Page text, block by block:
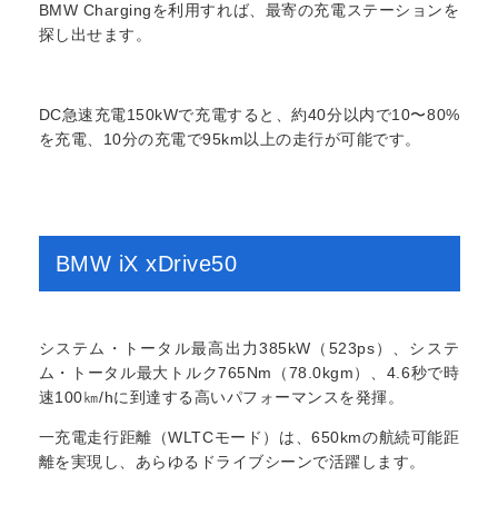
BMW Chargingを利用すれば、最寄の充電ステーションを
探し出せます。
DC急速充電150kWで充電すると、約40分以内で10〜80%
を充電、10分の充電で95km以上の走行が可能です。
BMW iX xDrive50
システム・トータル最高出力385kW（523ps）、システ
ム・トータル最大トルク765Nm（78.0kgm）、4.6秒で時
速100㎞/hに到達する高いパフォーマンスを発揮。
一充電走行距離（WLTCモード）は、650kmの航続可能距
離を実現し、あらゆるドライブシーンで活躍します。